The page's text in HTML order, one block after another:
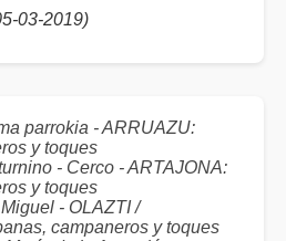
03-2019)
parrokia - ARRUAZU:
y toques
- Cerco - ARTAJONA:
y toques
- OLAZTI /
campaneros y toques